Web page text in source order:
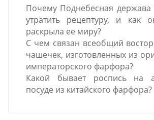
Почему Поднебесная держава
утратить рецептуру, и как
раскрыла ее миру?
С чем связан всеобщий
чашечек, изготовленных из
императорского фарфора?
Какой бывает роспись на
посуде из китайского фарфора?